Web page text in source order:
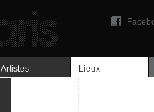
Artistes Lieux